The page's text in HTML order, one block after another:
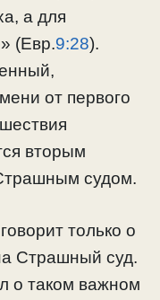
а для
(Евр.9:28).
от первого
вторым
судом.
только о
Страшный суд.
о таком важном